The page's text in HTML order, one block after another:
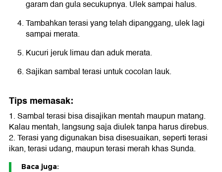
garam dan gula secukupnya. Ulek sampai halus.
Tambahkan terasi yang telah dipanggang, ulek lagi
sampai merata.
Kucuri jeruk limau dan aduk merata.
Sajikan sambal terasi untuk cocolan lauk.
Tips memasak:
1. Sambal terasi bisa disajikan mentah maupun matang.
Kalau mentah, langsung saja diulek tanpa harus direbus.
2. Terasi yang digunakan bisa disesuaikan, seperti terasi
ikan, terasi udang, maupun terasi merah khas Sunda.
Baca juga: